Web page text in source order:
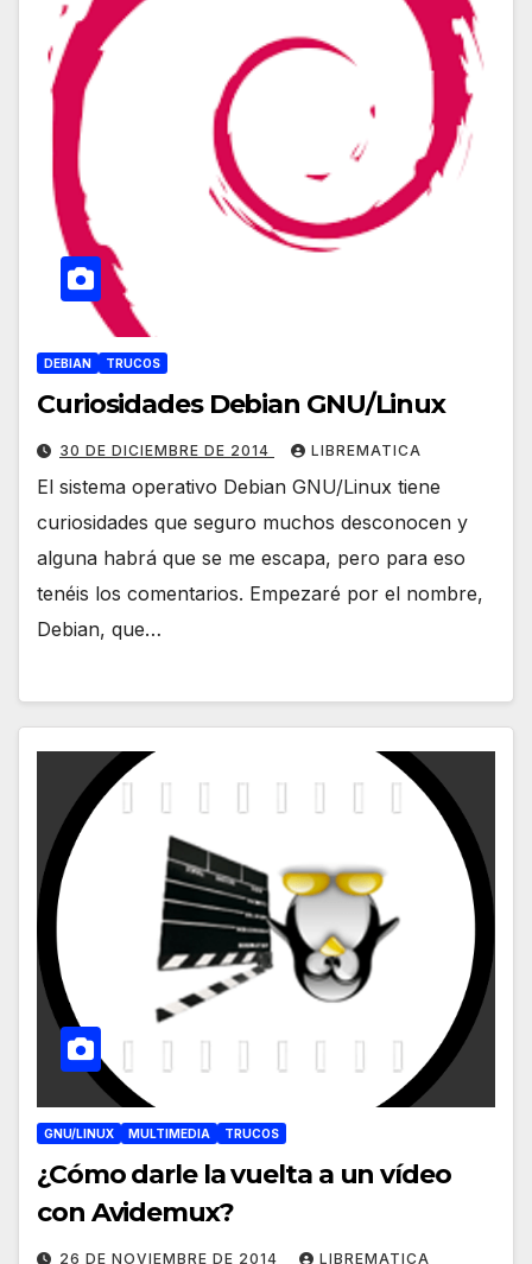
DEBIAN TRUCOS
Curiosidades Debian GNU/Linux
30 DE DICIEMBRE DE 2014 LIBREMATICA
El sistema operativo Debian GNU/Linux tiene
curiosidades que seguro muchos desconocen y
alguna habrá que se me escapa, pero para eso
tenéis los comentarios. Empezaré por el nombre,
Debian, que…
GNU/LINUX MULTIMEDIA TRUCOS
¿Cómo darle la vuelta a un vídeo
con Avidemux?
26 DE NOVIEMBRE DE 2014 LIBREMATICA